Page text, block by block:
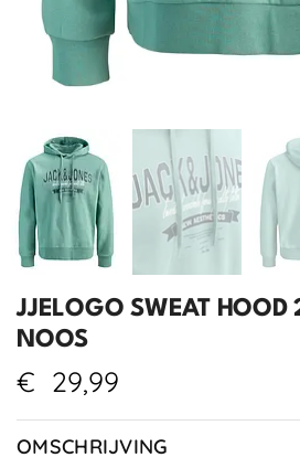
JJELOGO SWEAT
NOOS
€ 29,99
OMSCHRIJVING